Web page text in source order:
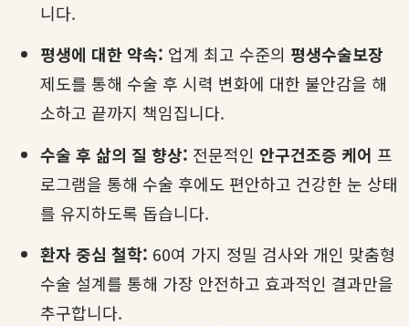
니다.
평생에 대한 약속: 업계 최고 수준의 평생수술보장
제도를 통해 수술 후 시력 변화에 대한 불안감을 해
소하고 끝까지 책임집니다.
수술 후 삶의 질 향상: 전문적인 안구건조증 케어 프
로그램을 통해 수술 후에도 편안하고 건강한 눈 상태
를 유지하도록 돕습니다.
환자 중심 철학: 60여 가지 정밀 검사와 개인 맞춤형
수술 설계를 통해 가장 안전하고 효과적인 결과만을
추구합니다.